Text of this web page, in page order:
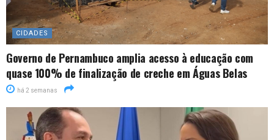
CIDADES
Governo de Pernambuco amplia acesso à educação com
quase 100% de finalização de creche em Águas Belas
há 2 semanas